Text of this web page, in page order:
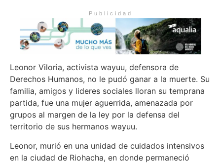
Publicidad
Leonor Viloria, activista wayuu, defensora de
Derechos Humanos, no le pudó ganar a la muerte. Su
familia, amigos y lideres sociales lloran su temprana
partida, fue una mujer aguerrida, amenazada por
grupos al margen de la ley por la defensa del
territorio de sus hermanos wayuu.
Leonor, murió en una unidad de cuidados intensivos
en la ciudad de Riohacha, en donde permaneció